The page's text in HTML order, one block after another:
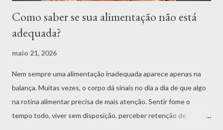
Como saber se sua alimentação não está
adequada?
maio 21, 2026
Nem sempre uma alimentação inadequada aparece apenas na
balança. Muitas vezes, o corpo dá sinais no dia a dia de que algo
na rotina alimentar precisa de mais atenção. Sentir fome o
tempo todo, viver sem disposição, perceber retenção de